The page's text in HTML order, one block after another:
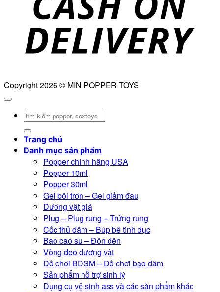
Copyright 2026 © MIN POPPER TOYS
Tìm
Trang chủ
Danh mục sản phẩm
Popper chính hãng USA
Popper 10ml
Popper 30ml
Gel bôi trơn – Gel giảm đau
Dương vật giả
Plug – Plug rung – Trứng rung
Cốc thủ dâm – Búp bê tình dục
Bao cao su – Đôn dên
Vòng đeo dương vật
Đồ chơi BDSM – Đồ chơi bạo dâm
Sản phẩm hỗ trợ sinh lý
Dụng cụ vệ sinh ass và các sản phẩm khác